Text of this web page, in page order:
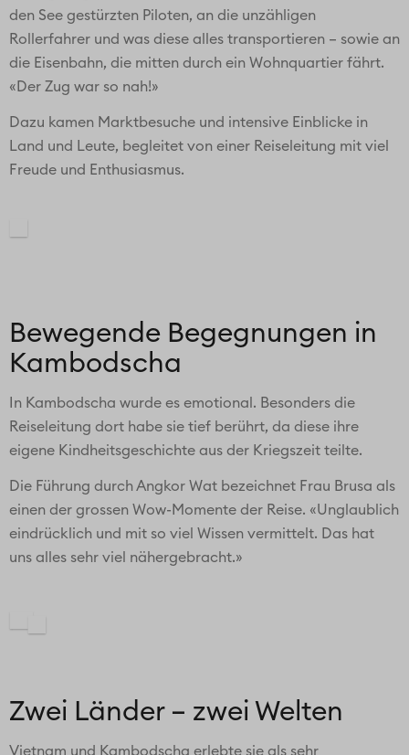
den See gestürzten Piloten, an die unzähligen
Rollerfahrer und was diese alles transportieren – sowie an
die Eisenbahn, die mitten durch ein Wohnquartier fährt.
«Der Zug war so nah!»
Dazu kamen Marktbesuche und intensive Einblicke in
Land und Leute, begleitet von einer Reiseleitung mit viel
Freude und Enthusiasmus.
Bewegende Begegnungen in
Kambodscha
In Kambodscha wurde es emotional. Besonders die
Reiseleitung dort habe sie tief berührt, da diese ihre
eigene Kindheitsgeschichte aus der Kriegszeit teilte.
Die Führung durch Angkor Wat bezeichnet Frau Brusa als
einen der grossen Wow-Momente der Reise. «Unglaublich
eindrücklich und mit so viel Wissen vermittelt. Das hat
uns alles sehr viel nähergebracht.»
Zwei Länder – zwei Welten
Vietnam und Kambodscha erlebte sie als sehr